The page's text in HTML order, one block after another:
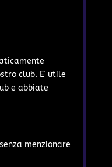
club. E' utile
e abbiate
menzionare